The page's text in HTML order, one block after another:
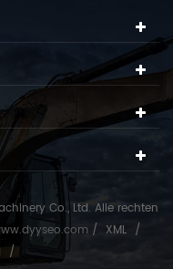
Co., Ltd. Alle rechten
/ XML /
/